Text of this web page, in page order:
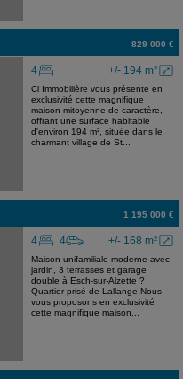
829 000 €
+/- 194 m²
4
Cl Immobilière vous présente en
exclusivité cette magnifique
maison mitoyenne de caractère,
offrant une surface habitable
d'environ 194 m², située dans le
charmant village de St...
1 195 000 €
+/- 168 m²
4 4
Maison unifamiliale moderne avec
jardin, 3 terrasses et garage
double à Esch-sur-Alzette ?
Quartier prisé de Lallange Nous
vous proposons en exclusivité
cette magnifique maison...